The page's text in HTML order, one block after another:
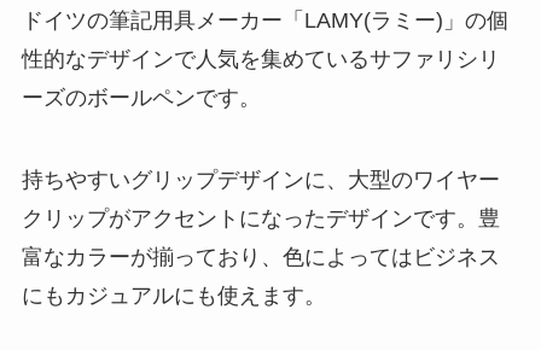
ドイツの筆記用具メーカー「LAMY(ラミー)」の個
性的なデザインで人気を集めているサファリシリ
ーズのボールペンです。
持ちやすいグリップデザインに、大型のワイヤー
クリップがアクセントになったデザインです。豊
富なカラーが揃っており、色によってはビジネス
にもカジュアルにも使えます。